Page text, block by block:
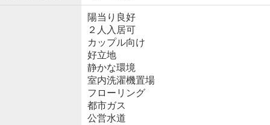
陽当り良好
２人入居可
カップル向け
好立地
静かな環境
室内洗濯機置場
フローリング
都市ガス
公営水道